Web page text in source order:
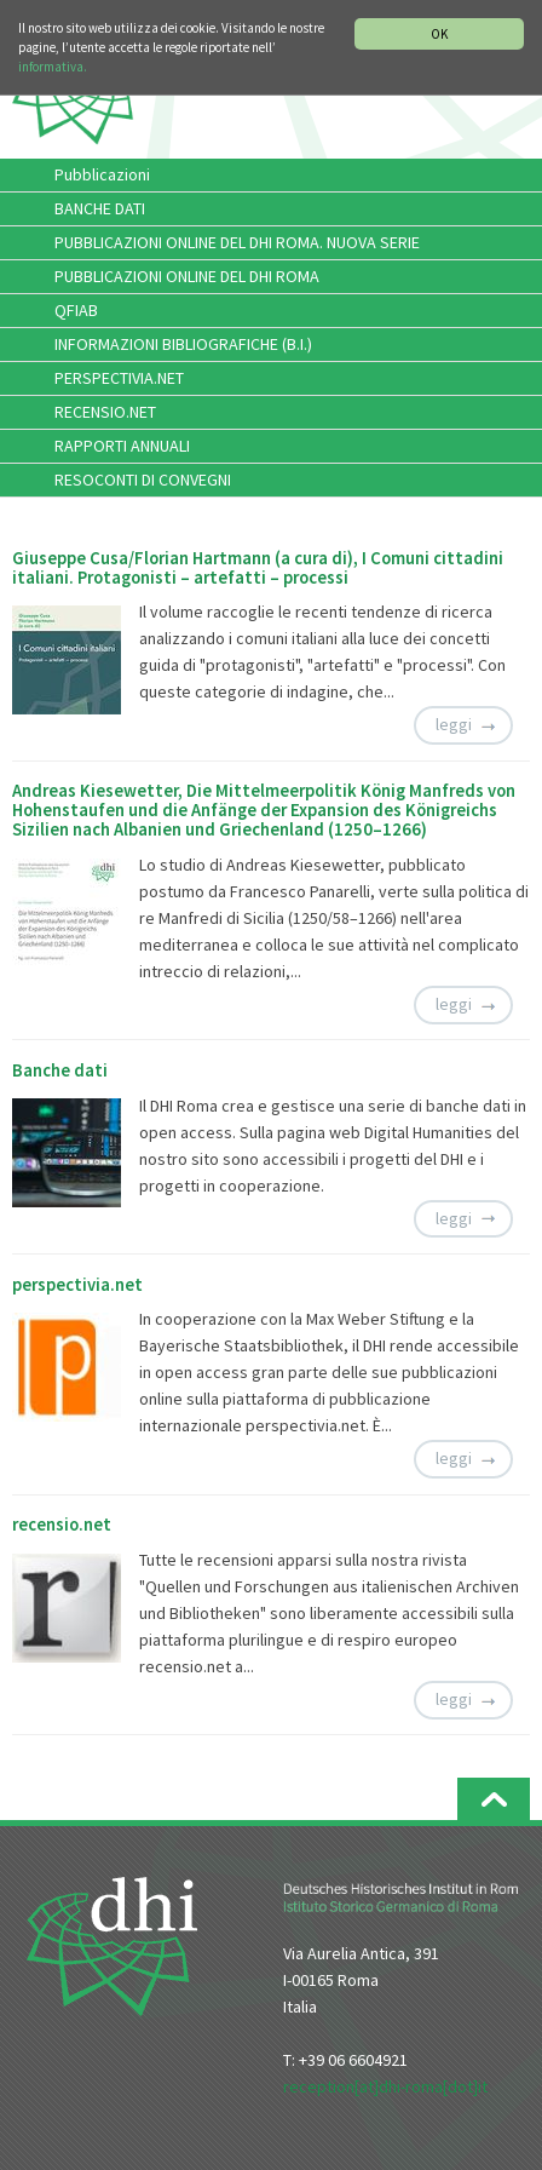
OK
Il nostro sito web utilizza dei cookie. Visitando le nostre
pagine, l’utente accetta le regole riportate nell’
informativa.
Pubblicazioni
BANCHE DATI
PUBBLICAZIONI ONLINE DEL DHI ROMA. NUOVA SERIE
PUBBLICAZIONI ONLINE DEL DHI ROMA
QFIAB
INFORMAZIONI BIBLIOGRAFICHE (B.I.)
PERSPECTIVIA.NET
RECENSIO.NET
RAPPORTI ANNUALI
RESOCONTI DI CONVEGNI
Giuseppe Cusa/Florian Hartmann (a cura di), I Comuni cittadini
italiani. Protagonisti – artefatti – processi
Il volume raccoglie le recenti tendenze di ricerca
analizzando i comuni italiani alla luce dei concetti
guida di "protagonisti", "artefatti" e "processi". Con
queste categorie di indagine, che...
leggi
Andreas Kiesewetter, Die Mittelmeerpolitik König Manfreds von
Hohenstaufen und die Anfänge der Expansion des Königreichs
Sizilien nach Albanien und Griechenland (1250–1266)
Lo studio di Andreas Kiesewetter, pubblicato
postumo da Francesco Panarelli, verte sulla politica di
re Manfredi di Sicilia (1250/58–1266) nell'area
mediterranea e colloca le sue attività nel complicato
intreccio di relazioni,...
leggi
Banche dati
Il DHI Roma crea e gestisce una serie di banche dati in
open access. Sulla pagina web Digital Humanities del
nostro sito sono accessibili i progetti del DHI e i
progetti in cooperazione.
leggi
perspectivia.net
In cooperazione con la Max Weber Stiftung e la
Bayerische Staatsbibliothek, il DHI rende accessibile
in open access gran parte delle sue pubblicazioni
online sulla piattaforma di pubblicazione
internazionale perspectivia.net. È...
leggi
recensio.net
Tutte le recensioni apparsi sulla nostra rivista
"Quellen und Forschungen aus italienischen Archiven
und Bibliotheken" sono liberamente accessibili sulla
piattaforma plurilingue e di respiro europeo
recensio.net a...
leggi
Via Aurelia Antica, 391
I-00165 Roma
Italia
T: +39 06 6604921
reception[at]dhi-roma[dot]it